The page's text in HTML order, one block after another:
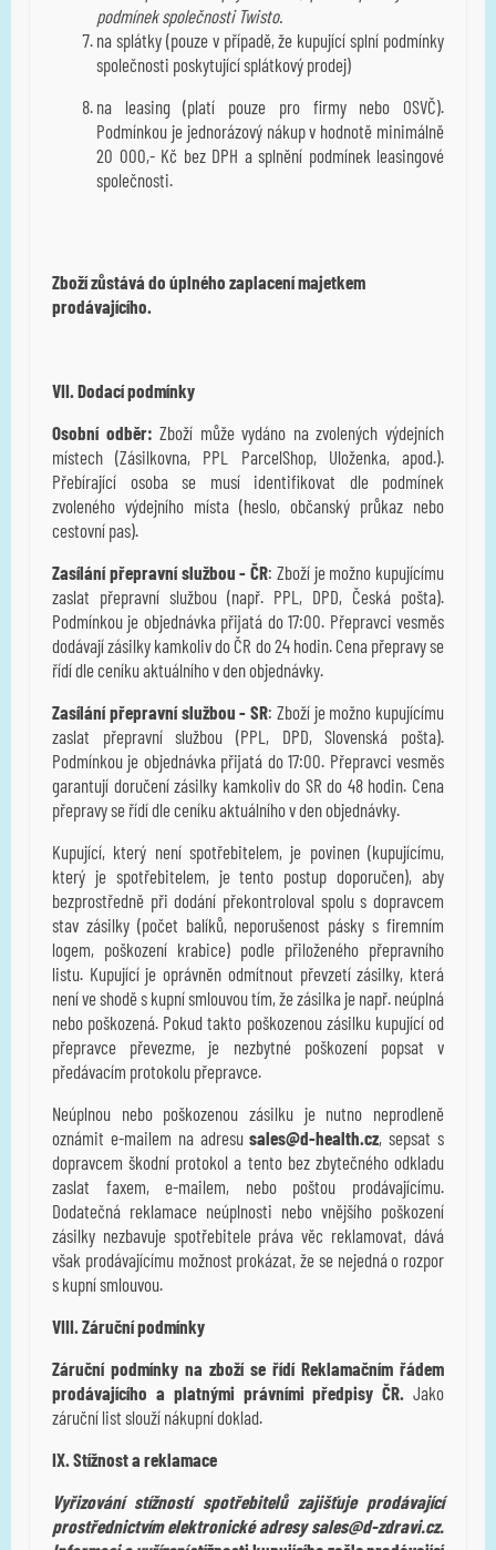
podmínek společnosti Twisto.
na splátky (pouze v případě, že kupující splní podmínky
společnosti poskytující splátkový prodej)
na leasing (platí pouze pro firmy nebo OSVČ).
Podmínkou je jednorázový nákup v hodnotě minimálně
20 000,- Kč bez DPH a splnění podmínek leasingové
společnosti.
Zboží zůstává do úplného zaplacení majetkem
prodávajícího.
VII. Dodací podmínky
Osobní odběr: Zboží může vydáno na zvolených výdejních
místech (Zásilkovna, PPL ParcelShop, Uloženka, apod.).
Přebírající osoba se musí identifikovat dle podmínek
zvoleného výdejního místa (heslo, občanský průkaz nebo
cestovní pas).
Zasílání přepravní službou - ČR: Zboží je možno kupujícímu
zaslat přepravní službou (např. PPL, DPD, Česká pošta).
Podmínkou je objednávka přijatá do 17:00. Přepravci vesměs
dodávají zásilky kamkoliv do ČR do 24 hodin. Cena přepravy se
řídí dle ceníku aktuálního v den objednávky.
Zasílání přepravní službou - SR: Zboží je možno kupujícímu
zaslat přepravní službou (PPL, DPD, Slovenská pošta).
Podmínkou je objednávka přijatá do 17:00. Přepravci vesměs
garantují doručení zásilky kamkoliv do SR do 48 hodin. Cena
přepravy se řídí dle ceníku aktuálního v den objednávky.
Kupující, který není spotřebitelem, je povinen (kupujícímu,
který je spotřebitelem, je tento postup doporučen), aby
bezprostředně při dodání překontroloval spolu s dopravcem
stav zásilky (počet balíků, neporušenost pásky s firemním
logem, poškození krabice) podle přiloženého přepravního
listu. Kupující je oprávněn odmítnout převzetí zásilky, která
není ve shodě s kupní smlouvou tím, že zásilka je např. neúplná
nebo poškozená. Pokud takto poškozenou zásilku kupující od
přepravce převezme, je nezbytné poškození popsat v
předávacím protokolu přepravce.
Neúplnou nebo poškozenou zásilku je nutno neprodleně
oznámit e-mailem na adresusales@d-health.cz, sepsat s
dopravcem škodní protokol a tento bez zbytečného odkladu
zaslat faxem, e-mailem, nebo poštou prodávajícímu.
Dodatečná reklamace neúplnosti nebo vnějšího poškození
zásilky nezbavuje spotřebitele práva věc reklamovat, dává
však prodávajícímu možnost prokázat, že se nejedná o rozpor
s kupní smlouvou.
VIII. Záruční podmínky
Záruční podmínky na zboží se řídí Reklamačním řádem
prodávajícího a platnými právními předpisy ČR. Jako
záruční list slouží nákupní doklad.
IX. Stížnost a reklamace
Vyřizování stížností spotřebitelů zajišťuje prodávající
prostřednictvím elektronické adresy sales@d-zdravi.cz.